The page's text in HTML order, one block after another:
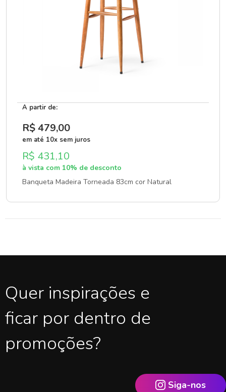
A partir de:
R$ 479,00
em até 10x sem juros
R$ 431,10
à vista com 10% de desconto
Banqueta Madeira Torneada 83cm cor Natural
Quer inspirações e
ficar por dentro de
promoções?
Siga-nos